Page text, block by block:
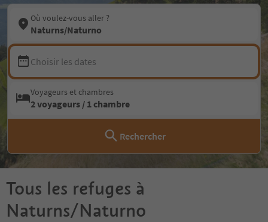
Où voulez-vous aller ?
Naturns/Naturno
Choisir les dates
Voyageurs et chambres
2 voyageurs / 1 chambre
Rechercher
Tous les refuges à
Naturns/Naturno